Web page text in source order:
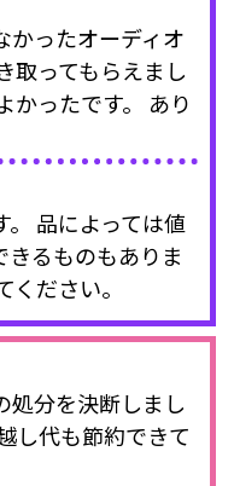
かったオーディオ
取ってもらえまし
かったです。 あり
品によっては値
るものもありま
ださい。
処分を決断しまし
し代も節約できて